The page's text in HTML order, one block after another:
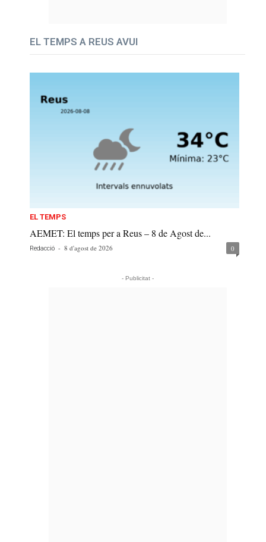
EL TEMPS A REUS AVUI
EL TEMPS
AEMET: El temps per a Reus – 8 de Agost de...
Redacció - 8 d'agost de 2026 0
- Publicitat -